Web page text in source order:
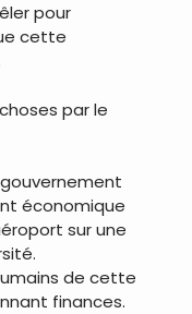
pour
cette
par le
gouvernement
économique
sur une
de cette
finances.